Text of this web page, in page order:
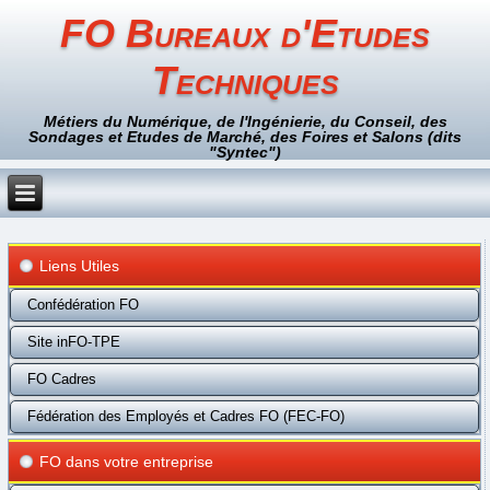
FO Bureaux d'Etudes
Techniques
Métiers du Numérique, de l'Ingénierie, du Conseil, des
Sondages et Etudes de Marché, des Foires et Salons (dits
"Syntec")
Liens Utiles
Confédération FO
Site inFO-TPE
FO Cadres
Fédération des Employés et Cadres FO (FEC-FO)
FO dans votre entreprise